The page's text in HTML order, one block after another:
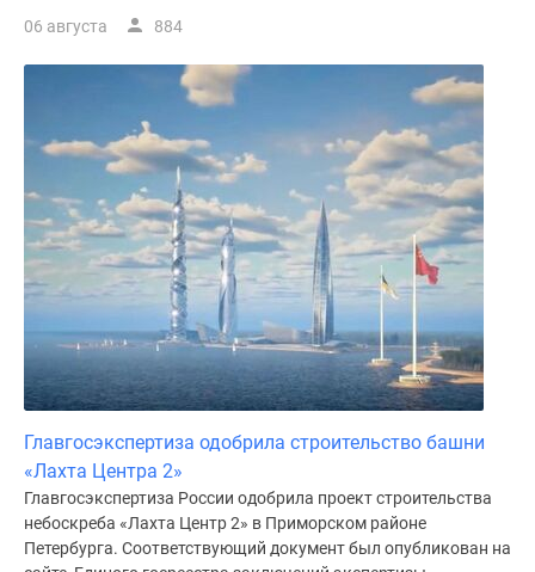
06 августа 884
Главгосэкспертиза одобрила строительство башни
«Лахта Центра 2»
Главгосэкспертиза России одобрила проект строительства
небоскреба «Лахта Центр 2» в Приморском районе
Петербурга. Соответствующий документ был опубликован на